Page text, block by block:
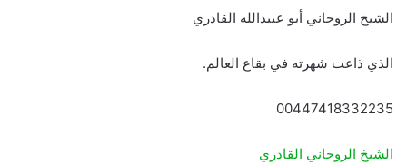
الشيخ الروحاني أبو عبيدالله القادري
الذي ذاعت شهرته في بقاع العالم.
00447418332235
الشيخ الروحاني القادري